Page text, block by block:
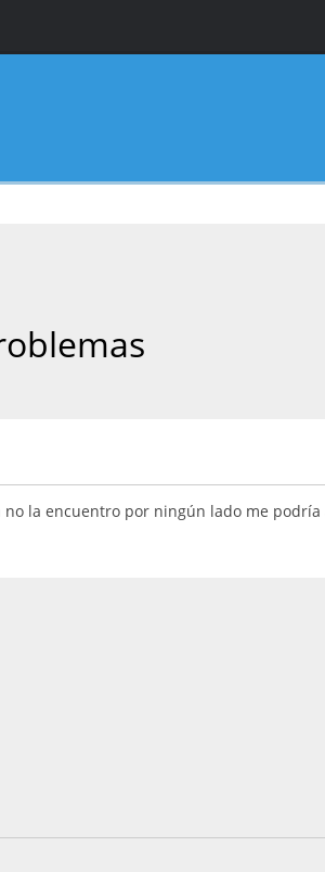
la encuentro por ningún lado me